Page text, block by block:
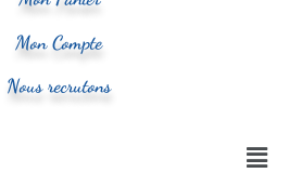
Mon Compte
Nous recrutons